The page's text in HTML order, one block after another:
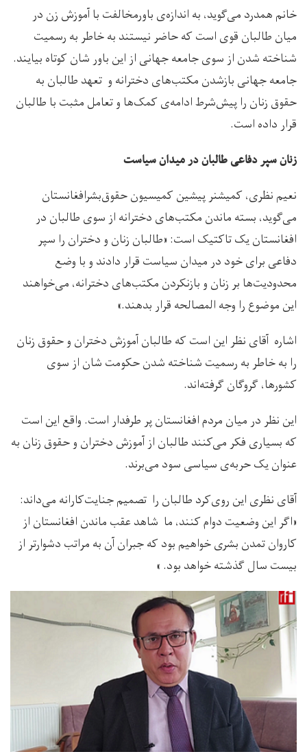
خانم همدرد می‌گوید، به اندازه‌ی باورمخالفت با آموزش زن در
میان طالبان قوی است که حاضر نیستند به خاطر به رسمیت
شناخته شدن از سوی جامعه جهانی از این باور شان کوتاه بیایند.
جامعه جهانی بازشدن مکتب‌های دخترانه و تعهد طالبان به
حقوق زنان را پیش‌شرط ادامه‌ی کمک‌ها و تعامل مثبت با طالبان
قرار داده است.
زنان سپر دفاعی طالبان در میدان سیاست
نعیم نظری، کمیشنر پیشین کمیسیون حقوق‌بشرافغانستان
می‌گوید، بسته ماندن مکتب‌های دخترانه از سوی طالبان در
افغانستان یک تاکتیک است: «طالبان زنان و دختران را سپر
دفاعی برای خود در میدان سیاست قرار دادند و با وضع
محدودیت‌ها بر زنان و بازنکردن مکتب‌های دخترانه، می‌خواهند
این موضوع را وجه المصالحه قرار بدهند.»
اشاره آقای نظر این است که طالبان آموزش دختران و حقوق زنان
را به خاطر به رسمیت شناخته شدن حکومت شان از سوی
کشورها، گروگان گرفته‌اند.
این نظر در میان مردم افغانستان پر طرفدار است. واقع این است
که بسیاری فکر می‌کنند طالبان از آموزش دختران و حقوق زنان به
عنوان یک حربه‌ی سیاسی سود می‌برند.
آقای نظری این روی‌کرد طالبان را تصمیم جنایت‌کارانه می‌داند:
«اگر این وضعیت دوام کنند، ما شاهد عقب ماندن افغانستان از
کاروان تمدن بشری خواهیم بود که جبران آن به مراتب دشوارتر از
بیست سال گذشته خواهد بود. »